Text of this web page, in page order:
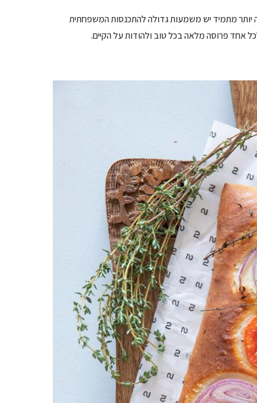
יותר מתמיד יש משמעות גדולה להתכנסות המשפחתית
אחד פרוסה מלאה בכל טוב ולהודות על הקיים.